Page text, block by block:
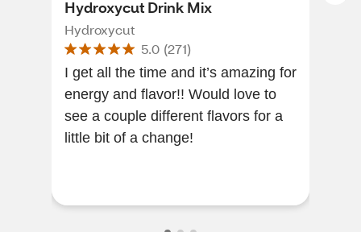
Hydroxycut Drink Mix
Hydroxycut
5.0 (271)
I get all the time and it’s amazing for
energy and flavor!! Would love to
see a couple different flavors for a
little bit of a change!